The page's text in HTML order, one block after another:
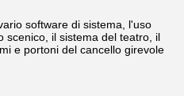
software di sistema, l'uso
scenico, il sistema del teatro, il
e portoni del cancello girevole